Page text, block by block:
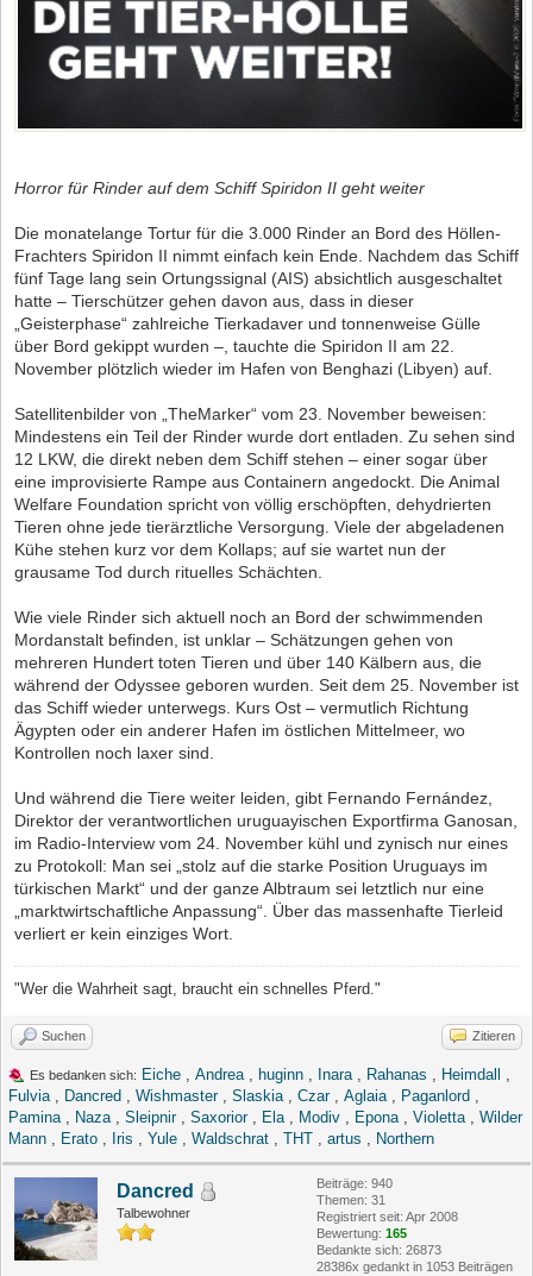
Horror für Rinder auf dem Schiff Spiridon II geht weiter
Die monatelange Tortur für die 3.000 Rinder an Bord des Höllen-
Frachters Spiridon II nimmt einfach kein Ende. Nachdem das Schiff
fünf Tage lang sein Ortungssignal (AIS) absichtlich ausgeschaltet
hatte – Tierschützer gehen davon aus, dass in dieser
„Geisterphase“ zahlreiche Tierkadaver und tonnenweise Gülle
über Bord gekippt wurden –, tauchte die Spiridon II am 22.
November plötzlich wieder im Hafen von Benghazi (Libyen) auf.
Satellitenbilder von „TheMarker“ vom 23. November beweisen:
Mindestens ein Teil der Rinder wurde dort entladen. Zu sehen sind
12 LKW, die direkt neben dem Schiff stehen – einer sogar über
eine improvisierte Rampe aus Containern angedockt. Die Animal
Welfare Foundation spricht von völlig erschöpften, dehydrierten
Tieren ohne jede tierärztliche Versorgung. Viele der abgeladenen
Kühe stehen kurz vor dem Kollaps; auf sie wartet nun der
grausame Tod durch rituelles Schächten.
Wie viele Rinder sich aktuell noch an Bord der schwimmenden
Mordanstalt befinden, ist unklar – Schätzungen gehen von
mehreren Hundert toten Tieren und über 140 Kälbern aus, die
während der Odyssee geboren wurden. Seit dem 25. November ist
das Schiff wieder unterwegs. Kurs Ost – vermutlich Richtung
Ägypten oder ein anderer Hafen im östlichen Mittelmeer, wo
Kontrollen noch laxer sind.
Und während die Tiere weiter leiden, gibt Fernando Fernández,
Direktor der verantwortlichen uruguayischen Exportfirma Ganosan,
im Radio-Interview vom 24. November kühl und zynisch nur eines
zu Protokoll: Man sei „stolz auf die starke Position Uruguays im
türkischen Markt“ und der ganze Albtraum sei letztlich nur eine
„marktwirtschaftliche Anpassung“. Über das massenhafte Tierleid
verliert er kein einziges Wort.
"Wer die Wahrheit sagt, braucht ein schnelles Pferd."
Suchen Zitieren
Es bedanken sich: Eiche , Andrea, huginn , Inara, Rahanas , Heimdall
,
Fulvia, Dancred , Wishmaster, Slaskia, Czar, Aglaia, Paganlord ,
Pamina, Naza, Sleipnir, Saxorior, Ela, Modiv , Epona, Violetta, Wilder
Mann , Erato , Iris , Yule , Waldschrat , THT , artus , Northern
Dancred
Talbewohner
Beiträge: 940
Themen: 31
Registriert seit: Apr 2008
Bewertung: 165
Bedankte sich: 26873
28386x gedankt in 1053 Beiträgen